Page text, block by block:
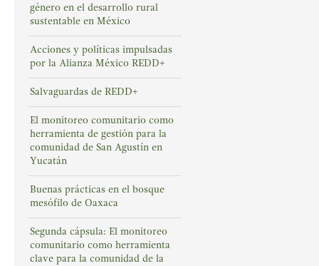
género en el desarrollo rural
sustentable en México
Acciones y políticas impulsadas
por la Alianza México REDD+
Salvaguardas de REDD+
El monitoreo comunitario como
herramienta de gestión para la
comunidad de San Agustín en
Yucatán
Buenas prácticas en el bosque
mesófilo de Oaxaca
Segunda cápsula: El monitoreo
comunitario como herramienta
clave para la comunidad de la